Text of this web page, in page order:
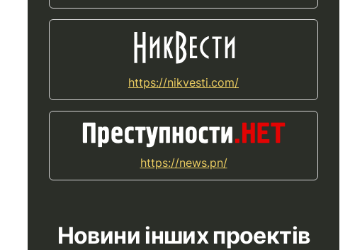
https://nikvesti.com/
https://news.pn/
Новини інших проектів